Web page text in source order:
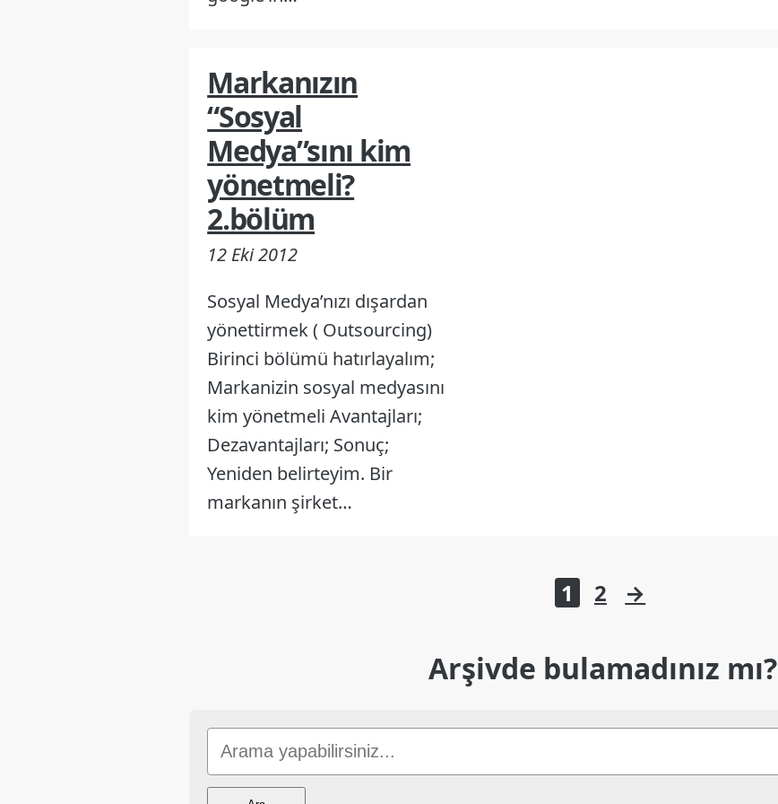
Markanızın
“Sosyal
Medya”sını kim
yönetmeli?
2.bölüm
12 Eki 2012
Sosyal Medya’nızı dışardan
yönettirmek ( Outsourcing)
Birinci bölümü hatırlayalım;
Markanizin sosyal medyasını
kim yönetmeli Avantajları;
Dezavantajları; Sonuç;
Yeniden belirteyim. Bir
markanın şirket…
1 2 →
Arşivde bulamadınız mı?
Sitede
Ara